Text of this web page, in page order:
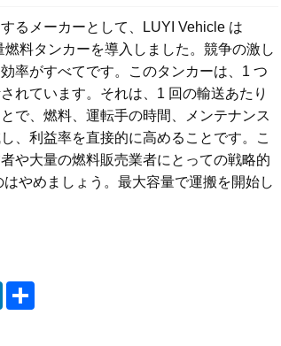
るメーカーとして、LUYI Vehicle は
料タンカーを導入しました。競争の激し
率がすべてです。このタンカーは、1 つ
れています。それは、1 回の輸送あたり
で、燃料、運転手の時間、メンテナンス
、利益率を直接的に高めることです。こ
や大量の燃料販売業者にとっての戦略的
やめましょう。最大容量で運搬を開始し
LinkedInShare